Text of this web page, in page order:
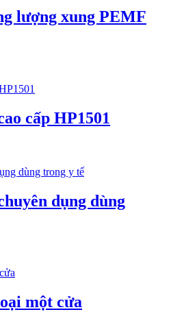
lượng xung PEMF
cấp HP1501
dụng dùng
một cửa